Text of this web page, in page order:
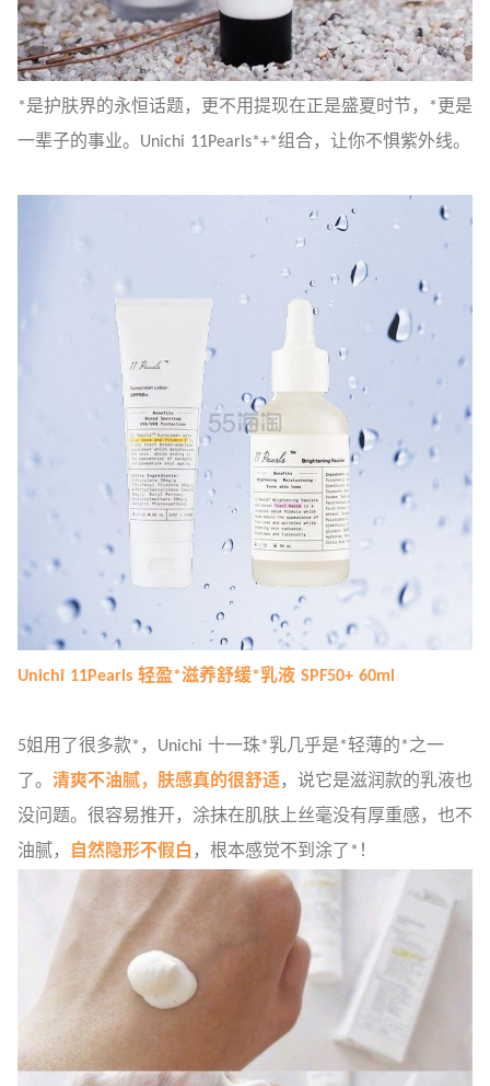
*是护肤界的永恒话题，更不用提现在正是盛夏时节，*更是
一辈子的事业。Unichi 11Pearls*+*组合，让你不惧紫外线。
Unichi 11Pearls 轻盈*滋养舒缓*乳液 SPF50+ 60ml
5姐用了很多款*，Unichi 十一珠*乳几乎是*轻薄的*之一
了。 清爽不油腻，肤感真的很舒适，说它是滋润款的乳液也
没问题。很容易推开，涂抹在肌肤上丝毫没有厚重感，也不
油腻，
自然隐形不假白 ，根本感觉不到涂了*！